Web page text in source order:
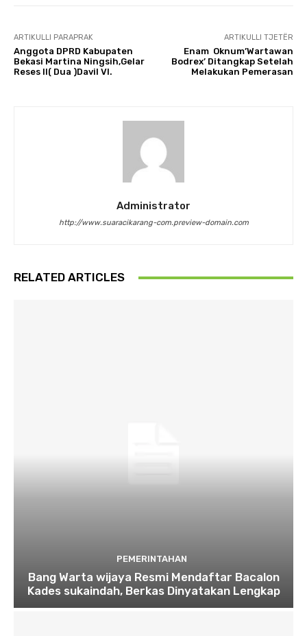
ARTIKULLI PARAPRAK
Anggota DPRD Kabupaten
Bekasi Martina Ningsih,Gelar
Reses II( Dua )Davil VI.
ARTIKULLI TJETËR
Enam Oknum’Wartawan
Bodrex’ Ditangkap Setelah
Melakukan Pemerasan
Administrator
http://www.suaracikarang-com.preview-domain.com
RELATED ARTICLES
PEMERINTAHAN
Bang Warta wijaya Resmi Mendaftar Bacalon
Kades sukaindah, Berkas Dinyatakan Lengkap